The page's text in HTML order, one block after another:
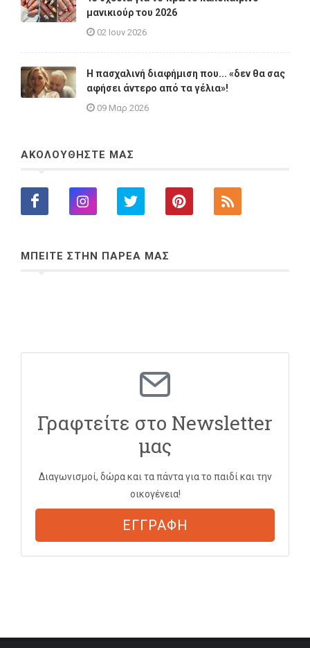
μανικιούρ του 2026
02 Ιουν 2026
Η πασχαλινή διαφήμιση που... «δεν θα σας
αφήσει άντερο από τα γέλια»!
09 Μαρ 2026
ΑΚΟΛΟΥΘΗΣΤΕ ΜΑΣ
ΜΠΕΙΤΕ ΣΤΗΝ ΠΑΡΕΑ ΜΑΣ
Γραφτείτε στο Newsletter
μας
Διαγωνισμοί, δώρα και τα πάντα για το παιδί και την
οικογένεια!
ΕΓΓΡΑΦΗ